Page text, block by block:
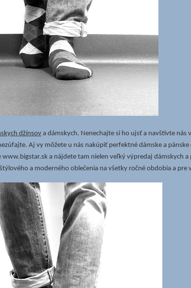
džínsov a dámskych. Nenechajte si ho ujsť a navštívte nás
Aj vy môžete u nás nakúpiť perfektné dámske a
a nájdete tam nielen veľký výpredaj dámskych a
a moderného oblečenia na všetky ročné obdobia a pre